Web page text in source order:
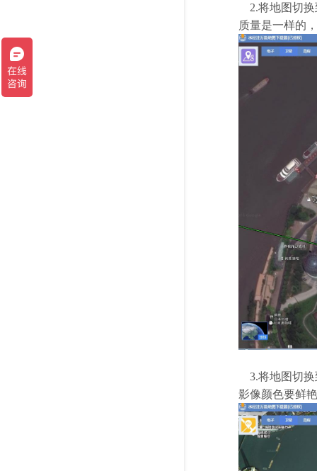
2.将地图切换
质量是一样的
3.将地图切换
影像颜色要鲜